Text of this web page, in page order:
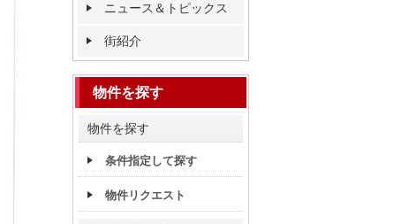
ニュース＆トピックス
街紹介
物件を探す
物件を探す
条件指定して探す
物件リクエスト